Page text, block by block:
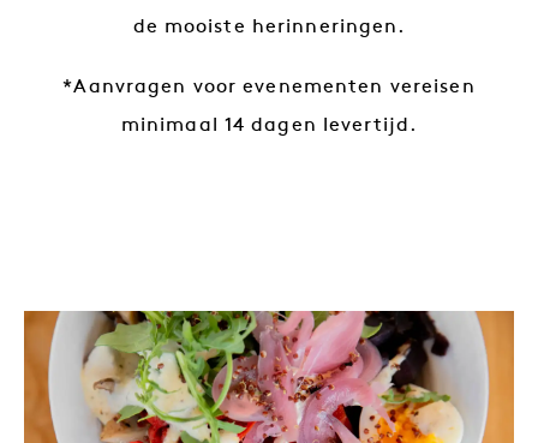
de mooiste herinneringen.
*Aanvragen voor evenementen vereisen
minimaal 14 dagen levertijd.